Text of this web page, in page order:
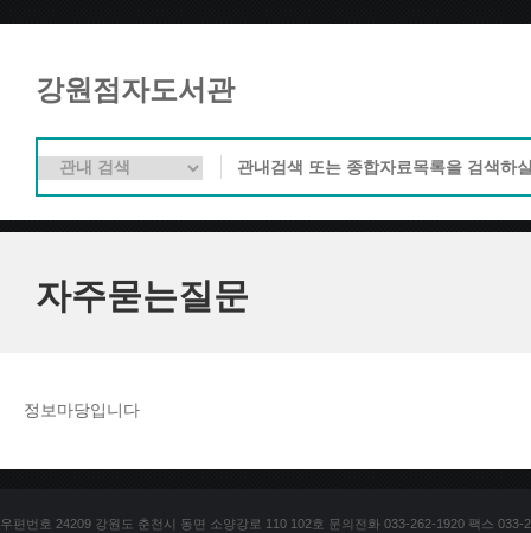
강원점자도서관
자주묻는질문
정보마당입니다
우편번호 24209 강원도 춘천시 동면 소양강로 110 102호 문의전화 033-262-1920 팩스 033-